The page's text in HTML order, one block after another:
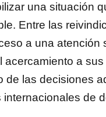
una situación
Entre las
a una atención
acercamiento a sus
de las decisiones
internacionales de